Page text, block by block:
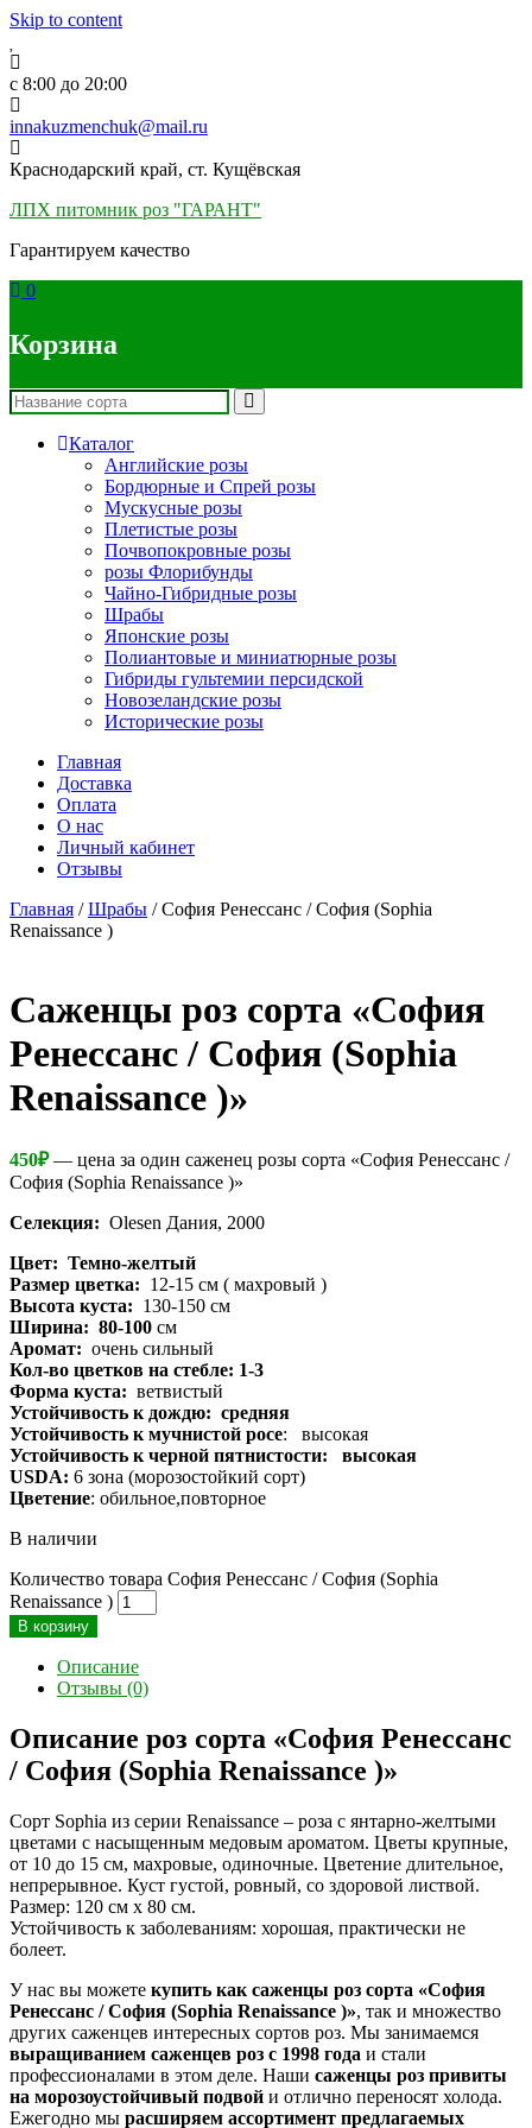
Skip to content
c 8:00 до 20:00
innakuzmenchuk@mail.ru
Краснодарский край, ст. Кущёвская
ЛПХ питомник роз "ГАРАНТ"
Гарантируем качество
0
Корзина
Каталог
Английские розы
Бордюрные и Спрей розы
Мускусные розы
Плетистые розы
Почвопокровные розы
розы Флорибунды
Чайно-Гибридные розы
Шрабы
Японские розы
Полиантовые и миниатюрные розы
Гибриды гультемии персидской
Новозеландские розы
Исторические розы
Главная
Доставка
Оплата
О нас
Личный кабинет
Отзывы
Главная /Шрабы / София Ренессанс / София (Sophia
Renaissance )
Cаженцы роз сорта «София
Ренессанс / София (Sophia
Renaissance )»
450₽— цена за один саженец розы сорта «София Ренессанс /
София (Sophia Renaissance )»
Селекция: Olesen Дания, 2000
Цвет: Темно-желтый
Размер цветка: 12-15 см ( махровый )
Высота куста: 130-150 см
Ширина: 80-100 см
Аромат: очень сильный
Кол-во цветков на стебле: 1-3
Форма куста: ветвистый
Устойчивость к дождю: средняя
Устойчивость к мучнистой росе: высокая
Устойчивость к черной пятнистости: высокая
USDA: 6 зона (морозостойкий сорт)
Цветение: обильное,повторное
В наличии
Количество товара София Ренессанс / София (Sophia
Renaissance )
В корзину
Описание
Отзывы (0)
Описание роз сорта «София Ренессанс
/ София (Sophia Renaissance )»
Сорт Sophia из серии Renaissance – роза с янтарно-желтыми
цветами с насыщенным медовым ароматом. Цветы крупные,
от 10 до 15 см, махровые, одиночные. Цветение длительное,
непрерывное. Куст густой, ровный, со здоровой листвой.
Размер: 120 см x 80 см.
Устойчивость к заболеваниям: хорошая, практически не
болеет.
У нас вы можете купить как саженцы роз сорта «София
Ренессанс / София (Sophia Renaissance )», так и множество
других саженцев интересных сортов роз. Мы занимаемся
выращиванием саженцев роз с 1998 года и стали
профессионалами в этом деле. Наши саженцы роз привиты
на морозоустойчивый подвой и отлично переносят холода.
Ежегодно мы расширяем ассортимент предлагаемых